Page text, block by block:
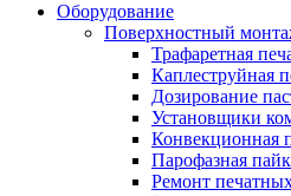
Оборудование
Поверхностный
Трафаретная
Каплеструйная
Дозирование
Установщики
Конвекционная
Парофазная
Ремонт